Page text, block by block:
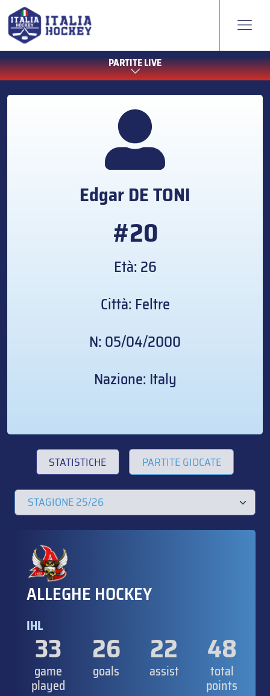
PARTITE LIVE
EdgarDE TONI
#20
Età: 26
Città: Feltre
N: 05/04/2000
Nazione: Italy
STATISTICHE PARTITE GIOCATE
ALLEGHE HOCKEY
IHL
33
game
played
26
goals
22
assist
48
total
points